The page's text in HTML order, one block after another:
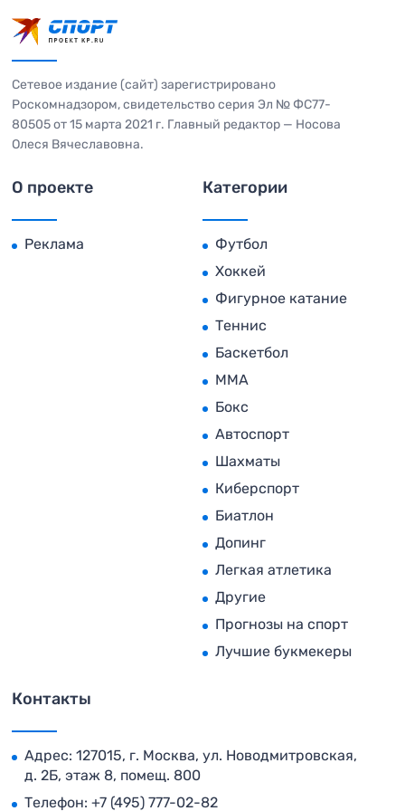
Сетевое издание (сайт) зарегистрировано
Роскомнадзором, свидетельство серия Эл № ФС77-
80505 от 15 марта 2021 г. Главный редактор — Носова
Олеся Вячеславовна.
О проекте
Реклама
Категории
Футбол
Хоккей
Фигурное катание
Теннис
Баскетбол
MMA
Бокс
Автоспорт
Шахматы
Киберспорт
Биатлон
Допинг
Легкая атлетика
Другие
Прогнозы на спорт
Лучшие букмекеры
Контакты
Адрес: 127015, г. Москва, ул. Новодмитровская,
д. 2Б, этаж 8, помещ. 800
Телефон: +7 (495) 777-02-82